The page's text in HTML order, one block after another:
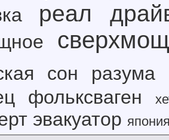
реал
сон разума
фольксваген
эвакуатор